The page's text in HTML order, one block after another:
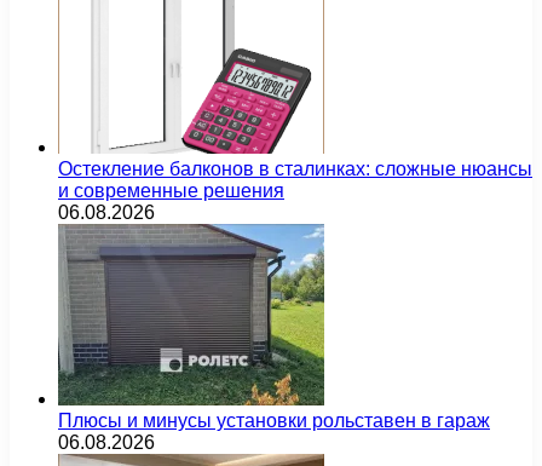
Остекление балконов в сталинках: сложные нюансы
и современные решения
06.08.2026
Плюсы и минусы установки рольставен в гараж
06.08.2026